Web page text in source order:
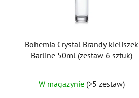
Bohemia Crystal Brandy kieliszek
Barline 50ml (zestaw 6 sztuk)
W magazynie (>5 zestaw)